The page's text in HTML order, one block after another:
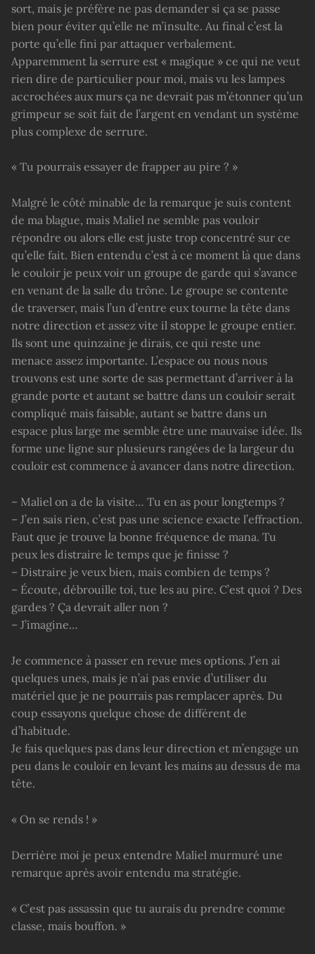
sort, mais je préfère ne pas demander si ça se passe
bien pour éviter qu’elle ne m’insulte. Au final c’est la
porte qu’elle fini par attaquer verbalement.
Apparemment la serrure est « magique » ce qui ne veut
rien dire de particulier pour moi, mais vu les lampes
accrochées aux murs ça ne devrait pas m’étonner qu’un
grimpeur se soit fait de l’argent en vendant un système
plus complexe de serrure.
« Tu pourrais essayer de frapper au pire ? »
Malgré le côté minable de la remarque je suis content
de ma blague, mais Maliel ne semble pas vouloir
répondre ou alors elle est juste trop concentré sur ce
qu’elle fait. Bien entendu c’est à ce moment là que dans
le couloir je peux voir un groupe de garde qui s’avance
en venant de la salle du trône. Le groupe se contente
de traverser, mais l’un d’entre eux tourne la tête dans
notre direction et assez vite il stoppe le groupe entier.
Ils sont une quinzaine je dirais, ce qui reste une
menace assez importante. L’espace ou nous nous
trouvons est une sorte de sas permettant d’arriver à la
grande porte et autant se battre dans un couloir serait
compliqué mais faisable, autant se battre dans un
espace plus large me semble être une mauvaise idée. Ils
forme une ligne sur plusieurs rangées de la largeur du
couloir est commence à avancer dans notre direction.
– Maliel on a de la visite… Tu en as pour longtemps ?
– J’en sais rien, c’est pas une science exacte l’effraction.
Faut que je trouve la bonne fréquence de mana. Tu
peux les distraire le temps que je finisse ?
– Distraire je veux bien, mais combien de temps ?
– Écoute, débrouille toi, tue les au pire. C’est quoi ? Des
gardes ? Ça devrait aller non ?
– J’imagine…
Je commence à passer en revue mes options. J’en ai
quelques unes, mais je n’ai pas envie d’utiliser du
matériel que je ne pourrais pas remplacer après. Du
coup essayons quelque chose de différent de
d’habitude.
Je fais quelques pas dans leur direction et m’engage un
peu dans le couloir en levant les mains au dessus de ma
tête.
« On se rends ! »
Derrière moi je peux entendre Maliel murmuré une
remarque après avoir entendu ma stratégie.
« C’est pas assassin que tu aurais du prendre comme
classe, mais bouffon. »